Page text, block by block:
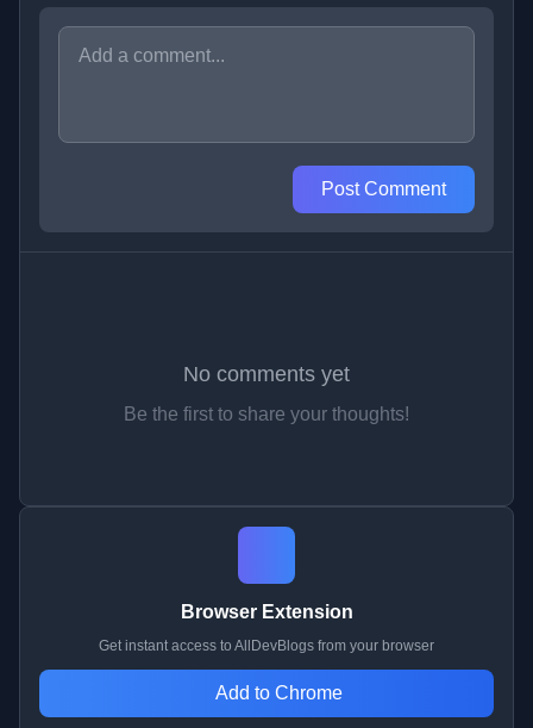
Post Comment
No comments yet
Be the first to share your thoughts!
Browser Extension
Get instant access to AllDevBlogs from your browser
Add to Chrome